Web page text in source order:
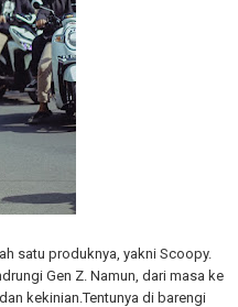
satu produknya, yakni Scoopy.
Gen Z. Namun, dari masa ke
kekinian.Tentunya di barengi